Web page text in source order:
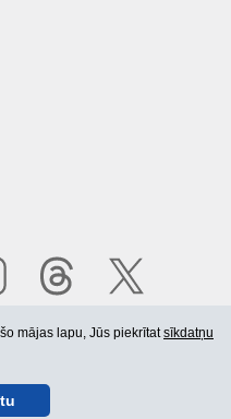
mājas lapu, Jūs piekrītatsīkdatņu